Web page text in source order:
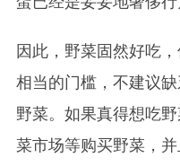
因此，野菜固然好吃
相当的门槛，不建议
野菜。如果真得想吃
菜市场等购买野菜，